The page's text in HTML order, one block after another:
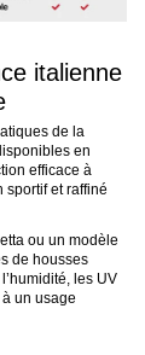
italienne
de la
en
efficace à
sportif et raffiné
ou un modèle
de housses
les UV
un usage